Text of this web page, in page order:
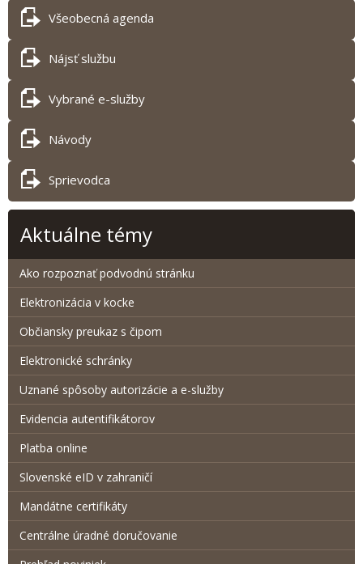
Všeobecná agenda
Nájsť službu
Vybrané e-služby
Návody
Sprievodca
Aktuálne témy
Ako rozpoznať podvodnú stránku
Elektronizácia v kocke
Občiansky preukaz s čipom
Elektronické schránky
Uznané spôsoby autorizácie a e-služby
Evidencia autentifikátorov
Platba online
Slovenské eID v zahraničí
Mandátne certifikáty
Centrálne úradné doručovanie